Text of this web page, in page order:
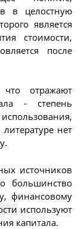
в целостную
является
стоимости,
после
отражают
- степень
нет
источников
большинство
финансовому
используют
капитала.